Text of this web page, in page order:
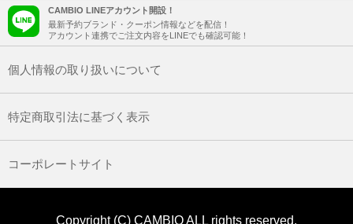
CAMBIO LINEアカウント開設！
最新予約ブランド・クーポン情報などを配信！
アカウント連携でご注文内容をLINEでも確認可能！
個人情報の取り扱いについて
特定商取引法に基づく表示
コーポレートサイト
Copyright (C) CAMBIO ALL rights reserved.